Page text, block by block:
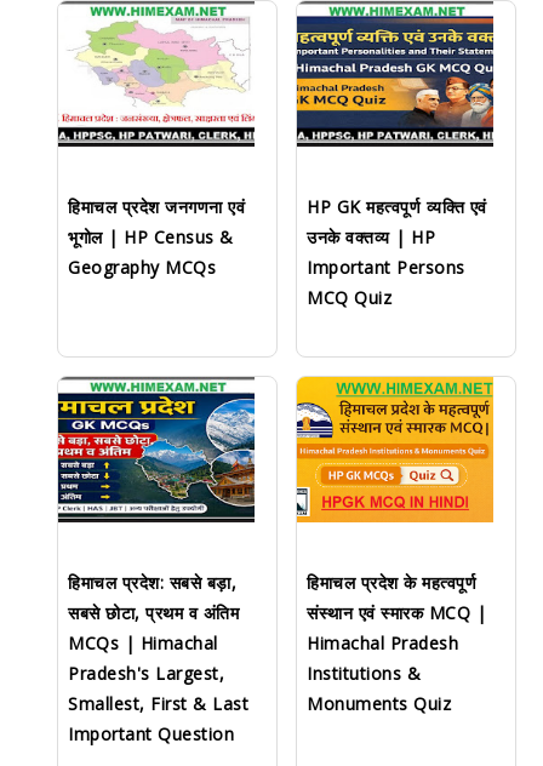
हिमाचल प्रदेश जनगणना एवं
भूगोल | HP Census &
Geography MCQs
HP GK महत्वपूर्ण व्यक्ति एवं
उनके वक्तव्य | HP
Important Persons
MCQ Quiz
हिमाचल प्रदेश: सबसे बड़ा,
सबसे छोटा, प्रथम व अंतिम
MCQs | Himachal
Pradesh's Largest,
Smallest, First & Last
Important Question
हिमाचल प्रदेश के महत्वपूर्ण
संस्थान एवं स्मारक MCQ |
Himachal Pradesh
Institutions &
Monuments Quiz